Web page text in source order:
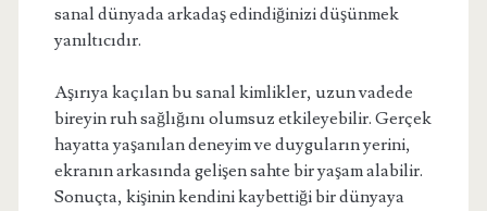
sanal dünyada arkadaş edindiğinizi düşünmek
yanıltıcıdır.
Aşırıya kaçılan bu sanal kimlikler, uzun vadede
bireyin ruh sağlığını olumsuz etkileyebilir. Gerçek
hayatta yaşanılan deneyim ve duyguların yerini,
ekranın arkasında gelişen sahte bir yaşam alabilir.
Sonuçta, kişinin kendini kaybettiği bir dünyaya